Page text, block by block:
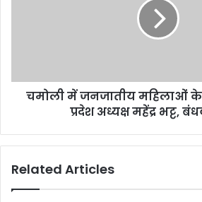
चमोली में जनजातीय महिलाओं के
प्रदेश अध्यक्ष महेंद्र भट्ट,
Related Articles